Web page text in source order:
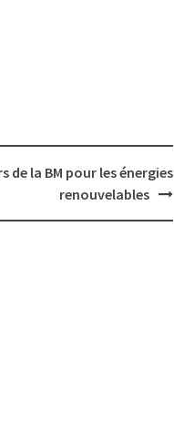
de la BM pour les énergies
renouvelables